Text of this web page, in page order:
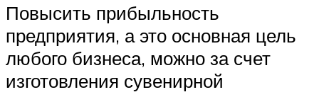
Повысить прибыльность
предприятия, а это основная цель
любого бизнеса, можно за счет
изготовления сувенирной